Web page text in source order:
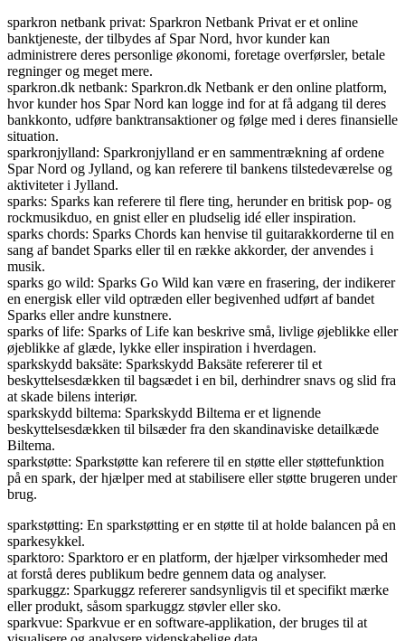
sparkron netbank privat: Sparkron Netbank Privat er et online
banktjeneste, der tilbydes af Spar Nord, hvor kunder kan
administrere deres personlige økonomi, foretage overførsler, betale
regninger og meget mere.
sparkron.dk netbank: Sparkron.dk Netbank er den online platform,
hvor kunder hos Spar Nord kan logge ind for at få adgang til deres
bankkonto, udføre banktransaktioner og følge med i deres finansielle
situation.
sparkronjylland: Sparkronjylland er en sammentrækning af ordene
Spar Nord og Jylland, og kan referere til bankens tilstedeværelse og
aktiviteter i Jylland.
sparks: Sparks kan referere til flere ting, herunder en britisk pop- og
rockmusikduo, en gnist eller en pludselig idé eller inspiration.
sparks chords: Sparks Chords kan henvise til guitarakkorderne til en
sang af bandet Sparks eller til en række akkorder, der anvendes i
musik.
sparks go wild: Sparks Go Wild kan være en frasering, der indikerer
en energisk eller vild optræden eller begivenhed udført af bandet
Sparks eller andre kunstnere.
sparks of life: Sparks of Life kan beskrive små, livlige øjeblikke eller
øjeblikke af glæde, lykke eller inspiration i hverdagen.
sparkskydd baksäte: Sparkskydd Baksäte refererer til et
beskyttelsesdækken til bagsædet i en bil, derhindrer snavs og slid fra
at skade bilens interiør.
sparkskydd biltema: Sparkskydd Biltema er et lignende
beskyttelsesdækken til bilsæder fra den skandinaviske detailkæde
Biltema.
sparkstøtte: Sparkstøtte kan referere til en støtte eller støttefunktion
på en spark, der hjælper med at stabilisere eller støtte brugeren under
brug.
sparkstøtting: En sparkstøtting er en støtte til at holde balancen på en
sparkesykkel.
sparktoro: Sparktoro er en platform, der hjælper virksomheder med
at forstå deres publikum bedre gennem data og analyser.
sparkuggz: Sparkuggz refererer sandsynligvis til et specifikt mærke
eller produkt, såsom sparkuggz støvler eller sko.
sparkvue: Sparkvue er en software-applikation, der bruges til at